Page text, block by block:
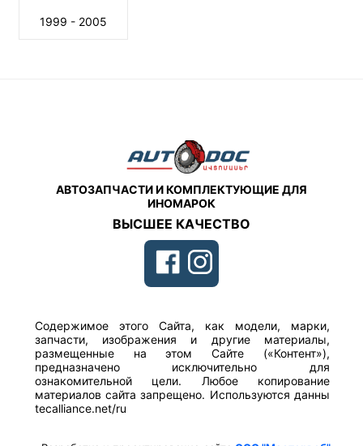
1999 - 2005
АВТОЗАПЧАСТИ И КОМПЛЕКТУЮЩИЕ ДЛЯ
ИНОМАРОК
ВЫСШЕЕ КАЧЕСТВО
Содержимое этого Сайта, как модели, марки,
запчасти, изображения и другие материалы,
размещенные на этом Сайте («Контент»),
предназначено исключительно для
ознакомительной цели. Любое копирование
материалов сайта запрещено. Используются данны
tecalliance.net/ru